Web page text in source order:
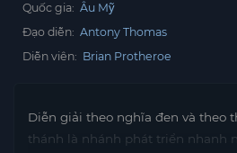
Quốc gia: Âu Mỹ
Đạo diễn: Antony Thomas
Diễn viên: Brian Protheroe
Diễn giải theo nghĩa đen và theo
thánh là nhánh phát triển nhanh